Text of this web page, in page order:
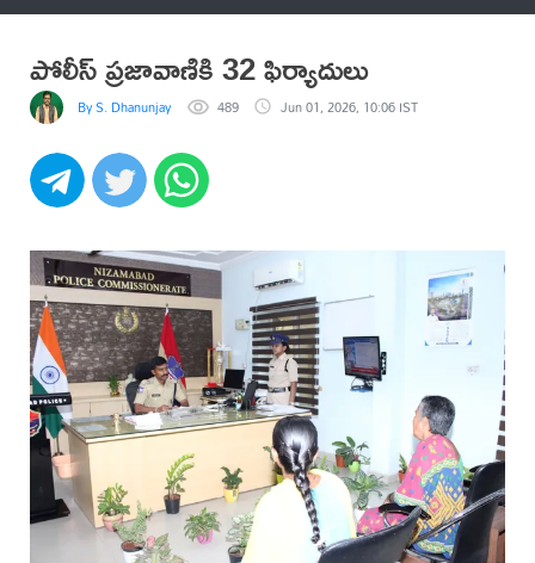
పోలీస్ ప్రజావాణికి 32 ఫిర్యాదులు
By S. Dhanunjay 489 Jun 01, 2026, 10:06 IST